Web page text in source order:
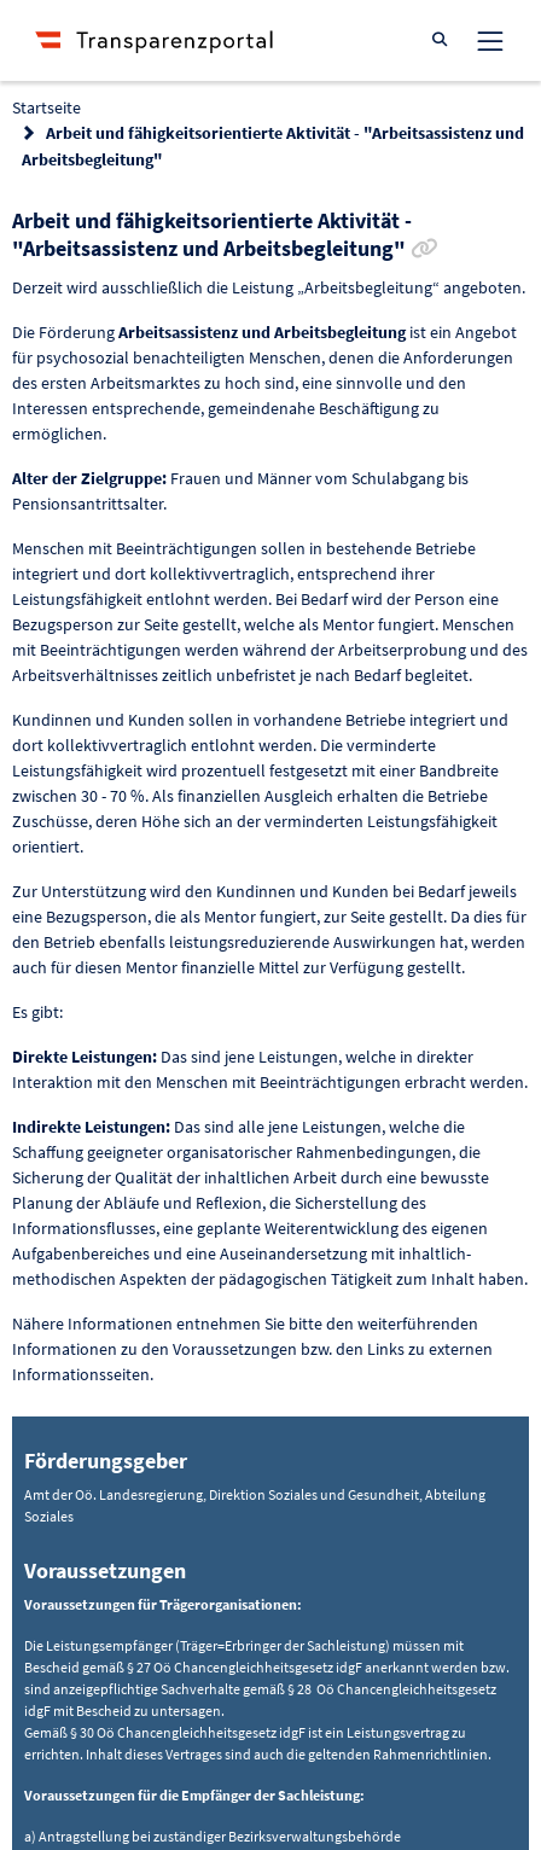
Suche öffnen
Startseite
Arbeit und fähigkeitsorientierte Aktivität - "Arbeitsassistenz und
Arbeitsbegleitung"
Arbeit und fähigkeitsorientierte Aktivität -
"Arbeitsassistenz und Arbeitsbegleitung"
Derzeit wird ausschließlich die Leistung „Arbeitsbegleitung“ angeboten.
Die FörderungArbeitsassistenz und Arbeitsbegleitungist ein Angebot
für psychosozial benachteiligten Menschen, denen die Anforderungen
des ersten Arbeitsmarktes zu hoch sind, eine sinnvolle und den
Interessen entsprechende, gemeindenahe Beschäftigung zu
ermöglichen.
Alter der Zielgruppe: Frauen und Männer vom Schulabgang bis
Pensionsantrittsalter.
Menschen mit Beeinträchtigungen sollen in bestehende Betriebe
integriert und dort kollektivvertraglich, entsprechend ihrer
Leistungsfähigkeit entlohnt werden. Bei Bedarf wird der Person eine
Bezugsperson zur Seite gestellt, welche als Mentor fungiert. Menschen
mit Beeinträchtigungen werden während der Arbeitserprobung und des
Arbeitsverhältnisses zeitlich unbefristet je nach Bedarf begleitet.
Kundinnen und Kunden sollen in vorhandene Betriebe integriert und
dort kollektivvertraglich entlohnt werden. Die verminderte
Leistungsfähigkeit wird prozentuell festgesetzt mit einer Bandbreite
zwischen 30 - 70 %. Als finanziellen Ausgleich erhalten die Betriebe
Zuschüsse, deren Höhe sich an der verminderten Leistungsfähigkeit
orientiert.
Zur Unterstützung wird den Kundinnen und Kunden bei Bedarf jeweils
eine Bezugsperson, die als Mentor fungiert, zur Seite gestellt. Da dies für
den Betrieb ebenfalls leistungsreduzierende Auswirkungen hat, werden
auch für diesen Mentor finanzielle Mittel zur Verfügung gestellt.
Es gibt:
Direkte Leistungen: Das sind jene Leistungen, welche in direkter
Interaktion mit den Menschen mit Beeinträchtigungen erbracht werden.
Indirekte Leistungen: Das sind alle jene Leistungen, welche die
Schaffung geeigneter organisatorischer Rahmenbedingungen, die
Sicherung der Qualität der inhaltlichen Arbeit durch eine bewusste
Planung der Abläufe und Reflexion, die Sicherstellung des
Informationsflusses, eine geplante Weiterentwicklung des eigenen
Aufgabenbereiches und eine Auseinandersetzung mit inhaltlich-
methodischen Aspekten der pädagogischen Tätigkeit zum Inhalt haben.
Nähere Informationen entnehmen Sie bitte den weiterführenden
Informationen zu den Voraussetzungen bzw. den Links zu externen
Informationsseiten.
Förderungsgeber
Amt der Oö. Landesregierung, Direktion Soziales und Gesundheit, Abteilung
Soziales
Voraussetzungen
Voraussetzungen für Trägerorganisationen:
Die Leistungsempfänger (Träger=Erbringer der Sachleistung) müssen mit
Bescheid gemäß § 27 Oö Chancengleichheitsgesetz idgF anerkannt werden bzw.
sind anzeigepflichtige Sachverhalte gemäß § 28 Oö Chancengleichheitsgesetz
idgF mit Bescheid zu untersagen.
Gemäß § 30 Oö Chancengleichheitsgesetz idgF ist ein Leistungsvertrag zu
errichten. Inhalt dieses Vertrages sind auch die geltenden Rahmenrichtlinien.
Voraussetzungen für die Empfänger der Sachleistung:
a) Antragstellung bei zuständiger Bezirksverwaltungsbehörde